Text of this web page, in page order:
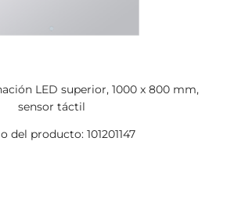
LED superior, 1000 x 800 mm,
sensor táctil
del producto: 101201147